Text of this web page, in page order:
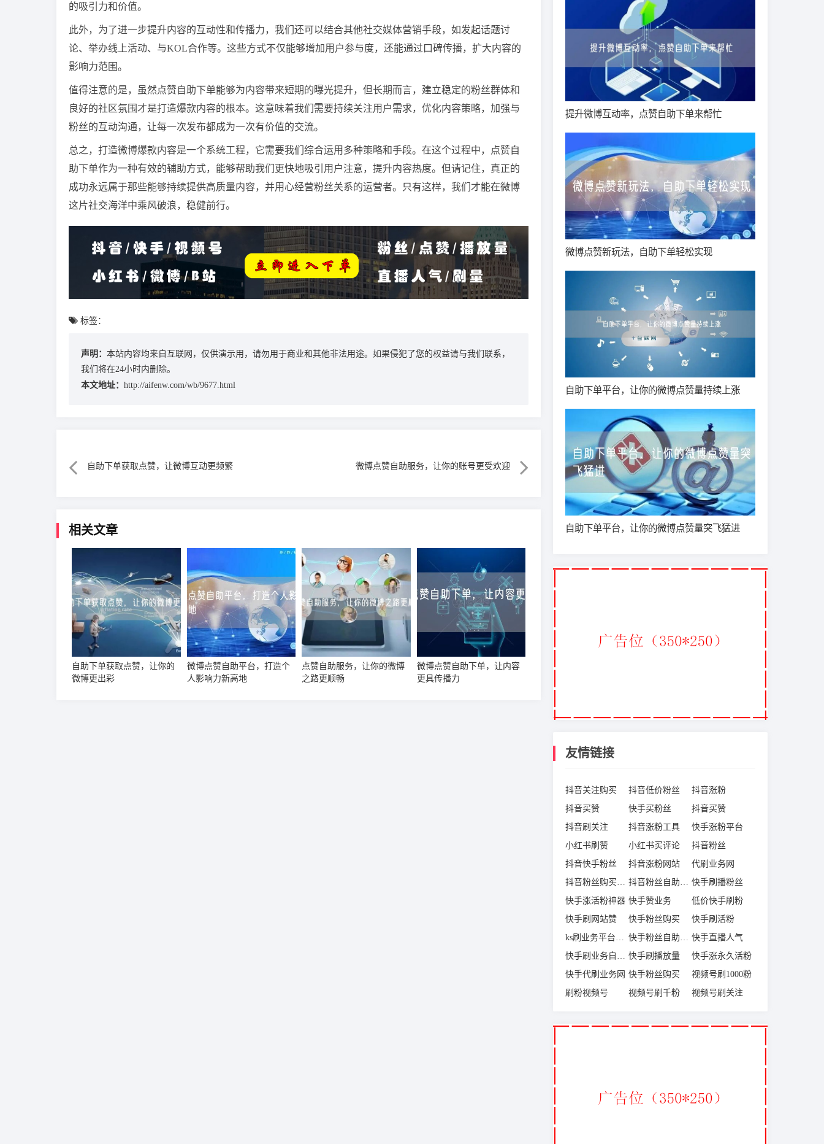
的吸引力和价值。
此外，为了进一步提升内容的互动性和传播力，我们还可以结合其他社交媒体营销手段，如发起话题讨
论、举办线上活动、与KOL合作等。这些方式不仅能够增加用户参与度，还能通过口碑传播，扩大内容的
影响力范围。
值得注意的是，虽然点赞自助下单能够为内容带来短期的曝光提升，但长期而言，建立稳定的粉丝群体和
良好的社区氛围才是打造爆款内容的根本。这意味着我们需要持续关注用户需求，优化内容策略，加强与
粉丝的互动沟通，让每一次发布都成为一次有价值的交流。
总之，打造微博爆款内容是一个系统工程，它需要我们综合运用多种策略和手段。在这个过程中，点赞自
助下单作为一种有效的辅助方式，能够帮助我们更快地吸引用户注意，提升内容热度。但请记住，真正的
成功永远属于那些能够持续提供高质量内容，并用心经营粉丝关系的运营者。只有这样，我们才能在微博
这片社交海洋中乘风破浪，稳健前行。
标签：
声明： 本站内容均来自互联网，仅供演示用，请勿用于商业和其他非法用途。如果侵犯了您的权益请与我们联系，
我们将在24小时内删除。
本文地址： http://aifenw.com/wb/9677.html
自助下单获取点赞，让微博互动更频繁 微博点赞自助服务，让你的账号更受欢迎
相关文章
自助下单获取点赞，让你的
微博更出彩
微博点赞自助平台，打造个
人影响力新高地
点赞自助服务，让你的微博
之路更顺畅
微博点赞自助下单，让内容
更具传播力
提升微博互动率，点赞自助下单来帮忙
微博点赞新玩法，自助下单轻松实现
自助下单平台，让你的微博点赞量持续上涨
自助下单平台，让你的微博点赞量突飞猛进
友情链接
抖音关注购买 抖音低价粉丝
抖音涨粉
抖音买赞
快手买粉丝
抖音买赞
抖音刷关注
抖音涨粉工具
快手涨粉平台
小红书刷赞
小红书买评论
抖音粉丝
抖音快手粉丝
抖音涨粉网站
代刷业务网
抖音粉丝购买网站
抖音粉丝自助下单 快手刷播粉丝
快手涨活粉神器 快手赞业务
低价快手刷粉
快手刷网站赞
快手粉丝购买
快手刷活粉
ks刷业务平台全网
快手粉丝自助下单 快手直播人气
快手刷业务自助下单平台 快手刷播放量
快手涨永久活粉
快手代刷业务网 快手粉丝购买
视频号刷1000粉
刷粉视频号
视频号刷千粉 视频号刷关注